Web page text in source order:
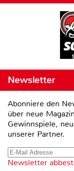
Newsletter
Abonniere den
über neue
Gewinnspiele,
unserer Partner.
Newsletter